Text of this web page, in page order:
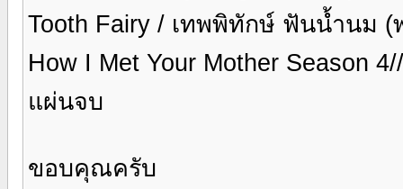
Tooth Fairy / เทพพิทักษ์ ฟันน้ำนม
How I Met Your Mother Season
แผ่นจบ
ขอบคุณครับ